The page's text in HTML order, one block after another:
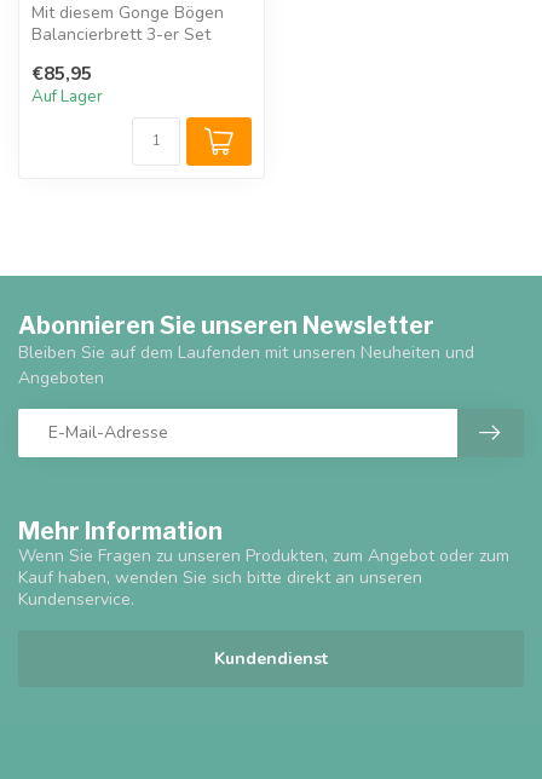
Mit diesem Gonge Bögen
Balancierbrett 3-er Set
Bewegung! D...
€85,95
Auf Lager
Mehr Information
Wenn Sie Fragen zu unseren Produkten, zum Angebot oder zum
Kauf haben, wenden Sie sich bitte direkt an unseren
Kundenservice.
Kundendienst
Abonnieren Sie unseren Newsletter
Bleiben Sie auf dem Laufenden mit unseren Neuheiten und
Angeboten